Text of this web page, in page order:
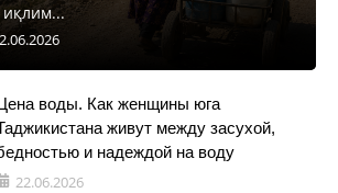
иқлим...
воды. Как женщины юга
живут между засухой,
и надеждой на воду
22.06.2026